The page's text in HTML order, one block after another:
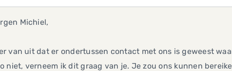
Michiel,
van uit dat er ondertussen contact met ons is geweest
niet, verneem ik dit graag van je. Je zou ons kunnen